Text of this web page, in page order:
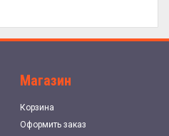
Магазин
Корзина
Оформить заказ